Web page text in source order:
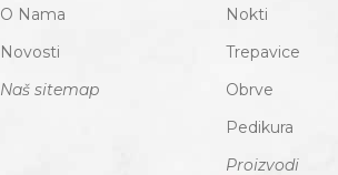
O Nama
Novosti
Naš sitemap
Nokti
Trepavice
Obrve
Pedikura
Proizvodi